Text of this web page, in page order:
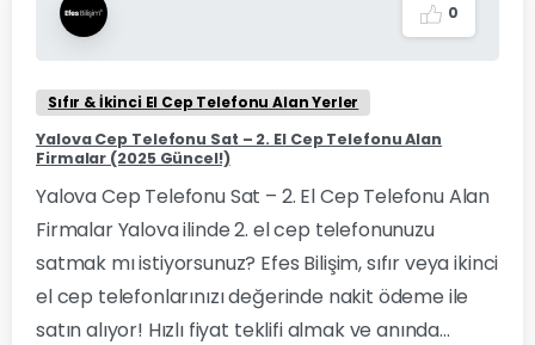
0
Sıfır & İkinci El Cep Telefonu Alan Yerler
Yalova Cep Telefonu Sat – 2. El Cep Telefonu Alan
Firmalar (2025 Güncel!)
Yalova Cep Telefonu Sat – 2. El Cep Telefonu Alan
Firmalar Yalova ilinde 2. el cep telefonunuzu
satmak mı istiyorsunuz? Efes Bilişim, sıfır veya ikinci
el cep telefonlarınızı değerinde nakit ödeme ile
satın alıyor! Hızlı fiyat teklifi almak ve anında...